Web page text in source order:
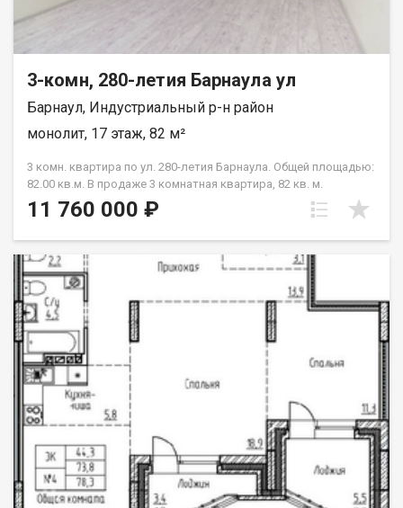
установка счетчиков учета тепла. Дом сдан в январе 2026г.
3-комн, 280-летия Барнаула ул
Барнаул, Индустриальный р-н район
монолит, 17 этаж, 82 м²
3 комн. квартира по ул. 280-летия Барнаула. Общей площадью:
82.00 кв.м. В продаже 3 комнатная квартира, 82 кв. м.
Представьте- вы открываете дверь своей новой квартиры на
17-м этаже (а это, на минуточку, самый верхний этаж — 17.17!)
Никаких соседей сверху — только тишина, покой и ощущение,
будто весь Барнаул лежит у ваших ног! Что вы получаете
прямо сейчас- Квартиру с косметическим ремонтом — никаких
грязных и утомительных ремонтов. Продуманную планировку
на две стороны — в комнатах всегда много света и свежего
воздуха. Утром вас разбудят лучи восходящего солнца, а
вечером вы будете любоваться закатом! Огромную
шикарную лоджию по всей длине квартиры — это ваша
личная зона отдыха, место для утреннего кофе, зимнего сада
или уютного уголка для чтения. Представьте, как приятно
проводить здесь вечера. Почему Лапландия — это больше,
чем просто дом? Это ваш новый образ жизни! Город в
городе- магазины, аптеки, школы, детские сады и спортзалы
— всё в шаговой доступности. Больше не нужно тратить часы
на поездки по городу за самым необходимым! Безопасные и
11 760 000 ₽